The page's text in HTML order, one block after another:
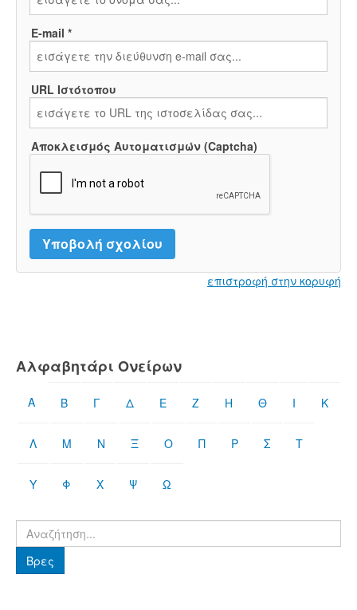
E-mail *
URL Ιστότοπου
Αποκλεισμός Αυτοματισμών (Captcha)
επιστροφή στην κορυφή
Αλφαβητάρι Ονείρων
Α Β Γ Δ Ε Ζ Η Θ Ι Κ
Λ Μ Ν Ξ Ο Π Ρ Σ Τ
Υ Φ Χ Ψ Ω
Βρες
Βρες